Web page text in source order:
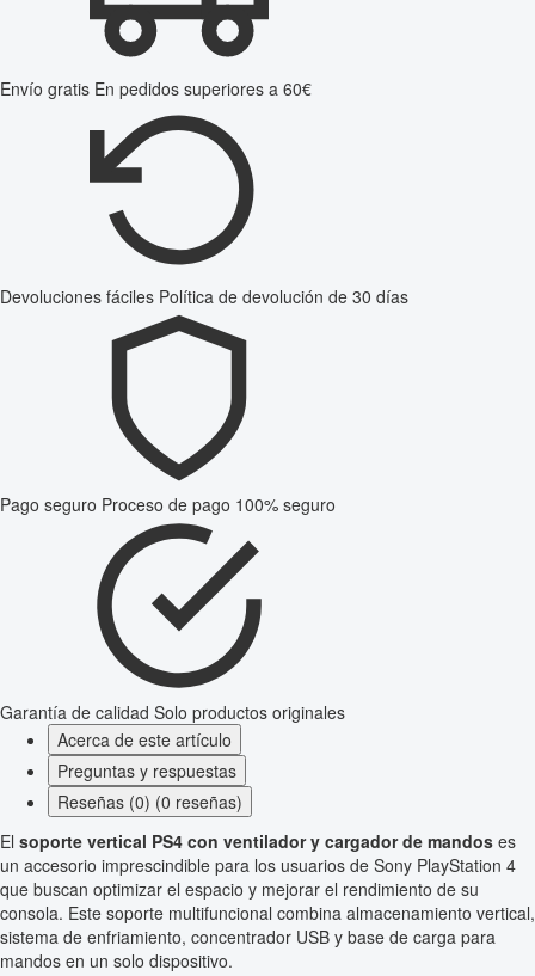
Envío gratis En pedidos superiores a 60€
Devoluciones fáciles Política de devolución de 30 días
Pago seguro Proceso de pago 100% seguro
Garantía de calidad Solo productos originales
Acerca de este artículo
Preguntas y respuestas
Reseñas (0) (0 reseñas)
El soporte vertical PS4 con ventilador y cargador de mandos es
un accesorio imprescindible para los usuarios de Sony PlayStation 4
que buscan optimizar el espacio y mejorar el rendimiento de su
consola. Este soporte multifuncional combina almacenamiento vertical,
sistema de enfriamiento, concentrador USB y base de carga para
mandos en un solo dispositivo.